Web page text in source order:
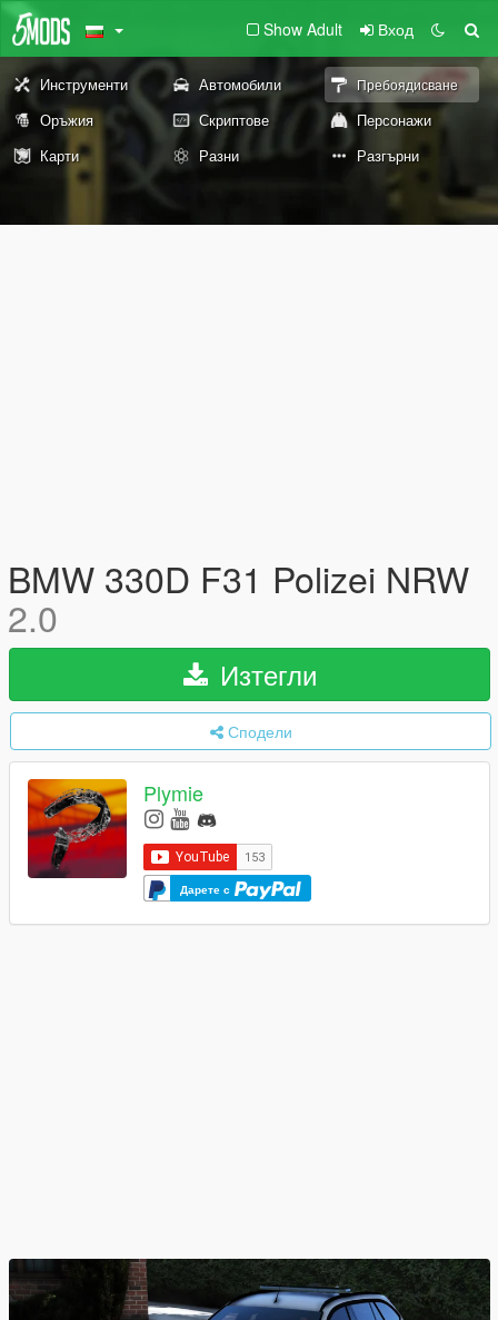
Show Adult Вход
Инструменти Автомобили Пребоядисване
Оръжия Скриптове
Персонажи
Карти
Разни Разгърни
BMW 330D F31 Polizei NRW
2.0
Изтегли
Сподели
Plymie
Дарете с